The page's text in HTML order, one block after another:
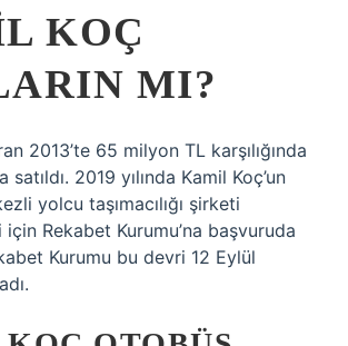
KOÇ
MI?
2013’te 65 milyon TL karşılığında
satıldı. 2019 yılında Kamil Koç’un
yolcu taşımacılığı şirketi
için Rekabet Kurumu’na başvuruda
Kurumu bu devri 12 Eylül